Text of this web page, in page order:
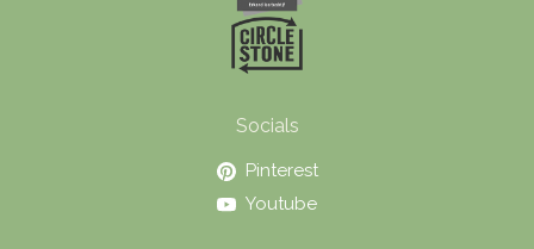
Socials
Pinterest
Youtube